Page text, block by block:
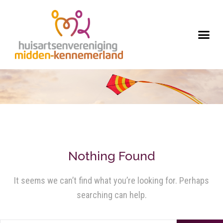
Nothing Found
It seems we can’t find what you’re looking for. Perhaps
searching can help.